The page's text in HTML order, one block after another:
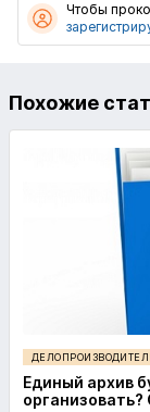
Чтобы
Похожие
Единый архив